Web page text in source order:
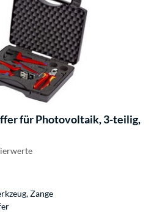
für Photovoltaik, 3-teilig,
Zange